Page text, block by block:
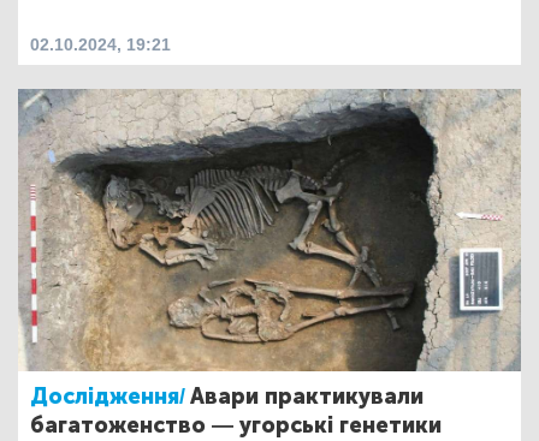
02.10.2024, 19:21
Дослідження/Авари практикували
багатоженство — угорські генетики